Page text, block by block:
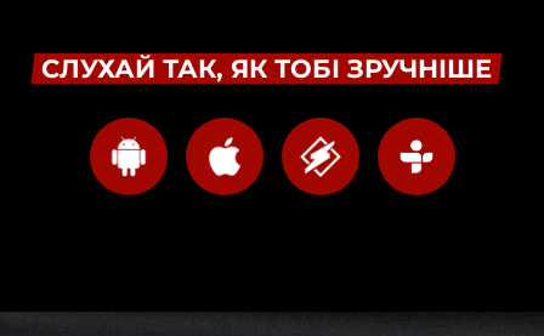
СЛУХАЙ ТАК, ЯК ТОБІ ЗРУЧНІШЕ